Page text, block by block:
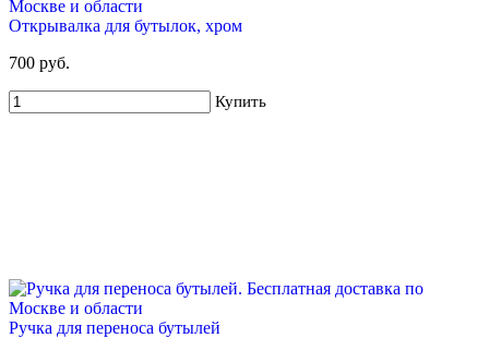
Открывалка для бутылок, хром
700 руб.
Купить
Ручка для переноса бутылей